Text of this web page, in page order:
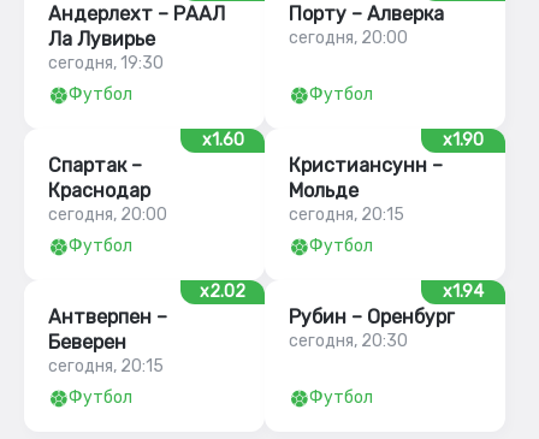
Андерлехт – РААЛ
Ла Лувирье
сегодня, 19:30
Футбол
Порту – Алверка
сегодня, 20:00
Футбол
x1.60
Спартак –
Краснодар
сегодня, 20:00
Футбол
x1.90
Кристиансунн –
Мольде
сегодня, 20:15
Футбол
x2.02
Антверпен –
Беверен
сегодня, 20:15
Футбол
x1.94
Рубин – Оренбург
сегодня, 20:30
Футбол